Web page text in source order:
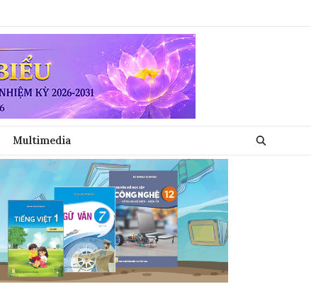
Multimedia